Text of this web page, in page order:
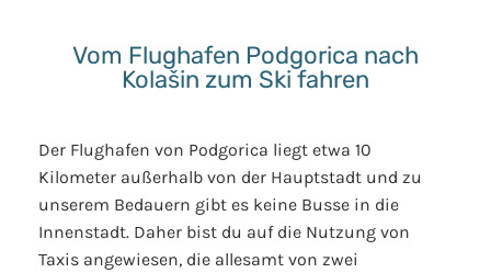
Vom Flughafen Podgorica nach
Kolašin zum Ski fahren
Der Flughafen von Podgorica liegt etwa 10
Kilometer außerhalb von der Hauptstadt und zu
unserem Bedauern gibt es keine Busse in die
Innenstadt. Daher bist du auf die Nutzung von
Taxis angewiesen, die allesamt von zwei